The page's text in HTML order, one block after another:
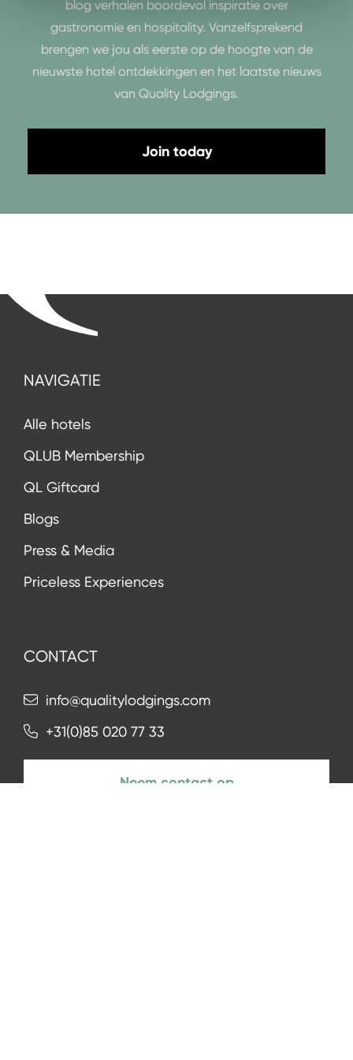
blog verhalen boordevol inspiratie over
gastronomie en hospitality. Vanzelfsprekend
brengen we jou als eerste op de hoogte van de
nieuwste hotel ontdekkingen en het laatste nieuws
van Quality Lodgings.
Join today
NAVIGATIE
Alle hotels
QLUB Membership
QL Giftcard
Blogs
Press & Media
Priceless Experiences
CONTACT
info@qualitylodgings.com
+31(0)85 020 77 33
Neem contact op